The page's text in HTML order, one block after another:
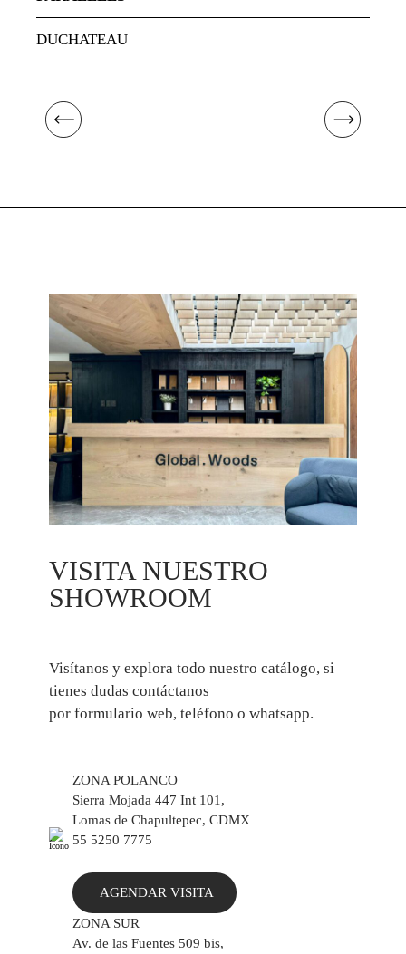
DUCHATEAU
VISITA NUESTRO
SHOWROOM
Visítanos y explora todo nuestro catálogo, si
tienes dudas contáctanos
por formulario web, teléfono o whatsapp.
ZONA POLANCO
Sierra Mojada 447 Int 101,
Lomas de Chapultepec, CDMX
55 5250 7775
AGENDAR VISITA
ZONA SUR
Av. de las Fuentes 509 bis,